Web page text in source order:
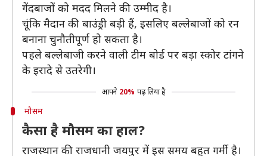
गेंदबाजों को मदद मिलने की उम्मीद है।
चूंकि मैदान की बाउंड्री बड़ी हैं, इसलिए बल्लेबाजों को रन
बनाना चुनौतीपूर्ण हो सकता है।
पहले बल्लेबाजी करने वाली टीम बोर्ड पर बड़ा स्कोर टांगने
के इरादे से उतरेगी।
आपने 20% पढ़ लिया है
मौसम
कैसा है मौसम का हाल?
राजस्थान की राजधानी जयपुर में इस समय बहुत गर्मी है।